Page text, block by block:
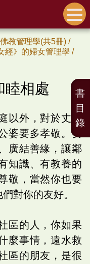
教管理學(共5冊) /
經》的婦女管理學 /
相處
以外，對於丈夫
婆要多孝敬。要
廣結善緣，讓鄰
知識、有教養的
敬，當然你也要
對你的友好。
區的人，你如果
麼事情，遠水救
區的朋友，是很
書
目
錄